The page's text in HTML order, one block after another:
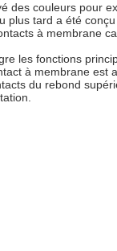
des couleurs pour
tard a été
à membrane
les fonctions
à membrane
du rebond